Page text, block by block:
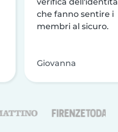
che fanno sentire i
membri al sicuro.
Giovanna